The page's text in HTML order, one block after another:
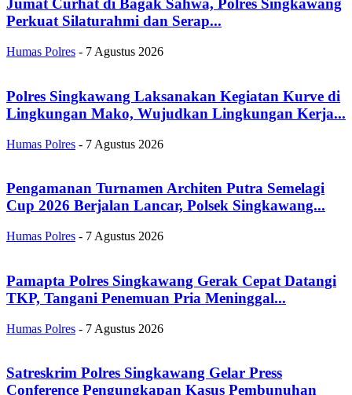
Jumat Curhat di Bagak Sahwa, Polres Singkawang
Perkuat Silaturahmi dan Serap...
Humas Polres - 7 Agustus 2026
Polres Singkawang Laksanakan Kegiatan Kurve di
Lingkungan Mako, Wujudkan Lingkungan Kerja...
Humas Polres - 7 Agustus 2026
Pengamanan Turnamen Architen Putra Semelagi
Cup 2026 Berjalan Lancar, Polsek Singkawang...
Humas Polres - 7 Agustus 2026
Pamapta Polres Singkawang Gerak Cepat Datangi
TKP, Tangani Penemuan Pria Meninggal...
Humas Polres - 7 Agustus 2026
Satreskrim Polres Singkawang Gelar Press
Conference Pengungkapan Kasus Pembunuhan